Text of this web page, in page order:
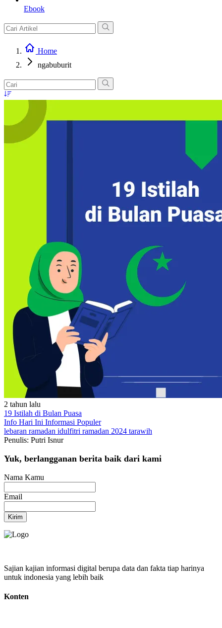
Ebook
Home
ngabuburit
2 tahun lalu
19 Istilah di Bulan Puasa
Info Hari Ini Informasi Populer
lebaran ramadan idulfitri ramadan 2024 tarawih
Penulis: Putri Isnur
Yuk, berlangganan berita baik dari kami
Nama Kamu
Email
Kirim
Sajian kajian informasi digital berupa data dan fakta tiap harinya
untuk indonesia yang lebih baik
Konten